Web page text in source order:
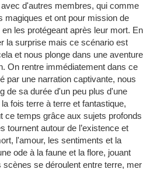
d'autres membres, qui comme
magiques et ont pour mission de
les protégeant après leur mort. En
la surprise mais ce scénario est
et nous plonge dans une aventure
On rentre immédiatement dans ce
par une narration captivante, nous
de sa durée d'un peu plus d'une
fois terre à terre et fantastique,
ce temps grâce aux sujets profonds
tournent autour de l’existence et
l'amour, les sentiments et la
ode à la faune et la flore, jouant
se déroulent entre terre, mer